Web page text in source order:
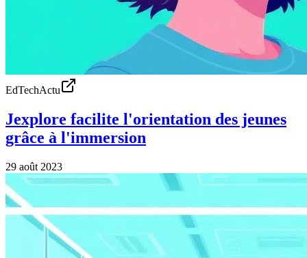
EdTechActu
Jexplore facilite l'orientation des jeunes
grâce à l'immersion
29 août 2023